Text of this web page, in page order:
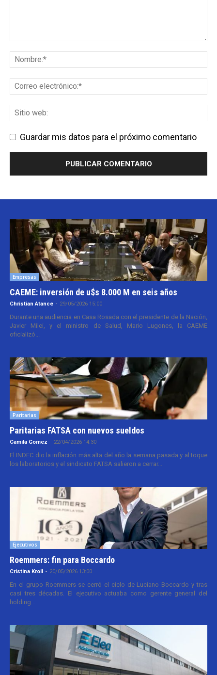
Guardar mis datos para el próximo comentario
Empresas
CAEME: inversión de u$s 8.000 M en seis años
Christian Atance - 29/05/2026 15:00
Durante una audiencia en Casa Rosada con el presidente de la Nación,
Javier Milei, y el ministro de Salud, Mario Lugones, la CAEME
oficializó...
Paritarias
Paritarias FATSA con nuevos sueldos
Camila Gomez - 22/04/2026 14:30
El INDEC dio la inflación más alta del año la semana pasada y al toque
los laboratorios y el sindicato FATSA salieron a cerrar...
Ejecutivos
Roemmers: fin para Boccardo
Cristina Kroll - 20/05/2026 13:00
En el grupo Roemmers se cerró el ciclo de Luciano Boccardo y tras
casi tres décadas. El ejecutivo actuaba como gerente general del
holding...